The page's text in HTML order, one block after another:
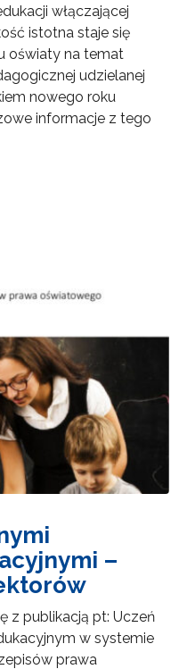
włączającej
istotna staje się
oświaty na temat
udzielanej
nowego roku
informacje z tego
–
z publikacją pt: Uczeń
w systemie
prawa